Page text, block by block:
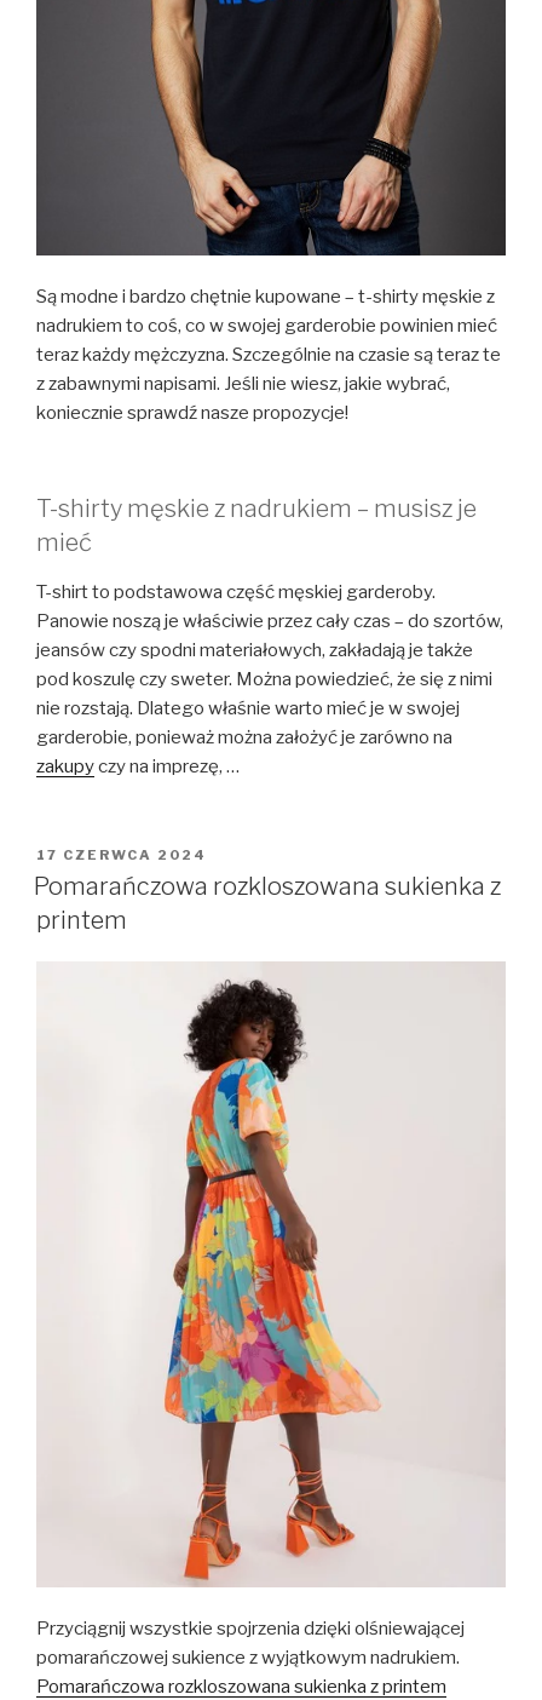
Są modne i bardzo chętnie kupowane – t-shirty męskie z
nadrukiem to coś, co w swojej garderobie powinien mieć
teraz każdy mężczyzna. Szczególnie na czasie są teraz te
z zabawnymi napisami. Jeśli nie wiesz, jakie wybrać,
koniecznie sprawdź nasze propozycje!
T-shirty męskie z nadrukiem – musisz je
mieć
T-shirt to podstawowa część męskiej garderoby.
Panowie noszą je właściwie przez cały czas – do szortów,
jeansów czy spodni materiałowych, zakładają je także
pod koszulę czy sweter. Można powiedzieć, że się z nimi
nie rozstają. Dlatego właśnie warto mieć je w swojej
garderobie, ponieważ można założyć je zarówno na
zakupyczy na imprezę, …
OPUBLIKOWANE
W
17 CZERWCA 2024
Pomarańczowa rozkloszowana sukienka z
printem
Przyciągnij wszystkie spojrzenia dzięki olśniewającej
pomarańczowej sukience z wyjątkowym nadrukiem.
Pomarańczowa rozkloszowana sukienka z printem